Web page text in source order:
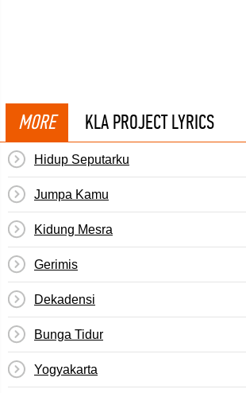
MORE KLA PROJECT LYRICS
Hidup Seputarku
Jumpa Kamu
Kidung Mesra
Gerimis
Dekadensi
Bunga Tidur
Yogyakarta